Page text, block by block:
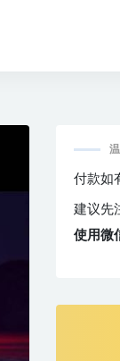
付款如
建议先
使用微